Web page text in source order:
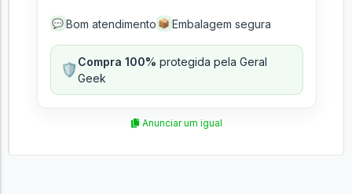
💬 Bom atendimento 📦 Embalagem segura
🛡️Compra 100% protegida pela Geral
Geek
Anunciar um igual